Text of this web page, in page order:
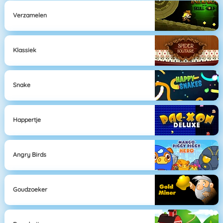
Verzamelen
Klassiek
Snake
Happertje
Angry Birds
Goudzoeker